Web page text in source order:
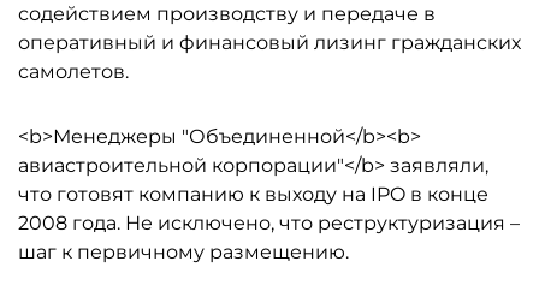
содействием производству и передаче в
оперативный и финансовый лизинг гражданских
самолетов.
<b>Менеджеры "Объединенной</b><b>
авиастроительной корпорации"</b> заявляли,
что готовят компанию к выходу на IPO в конце
2008 года. Не исключено, что реструктуризация –
шаг к первичному размещению.